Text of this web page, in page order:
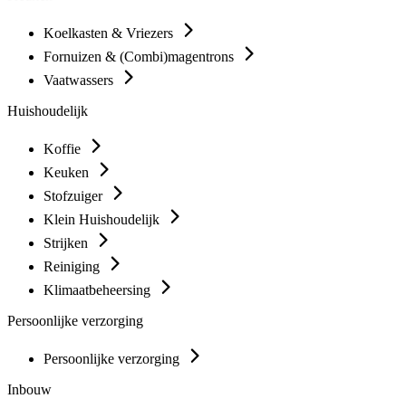
Koelkasten & Vriezers
Fornuizen & (Combi)magentrons
Vaatwassers
Huishoudelijk
Koffie
Keuken
Stofzuiger
Klein Huishoudelijk
Strijken
Reiniging
Klimaatbeheersing
Persoonlijke verzorging
Persoonlijke verzorging
Inbouw